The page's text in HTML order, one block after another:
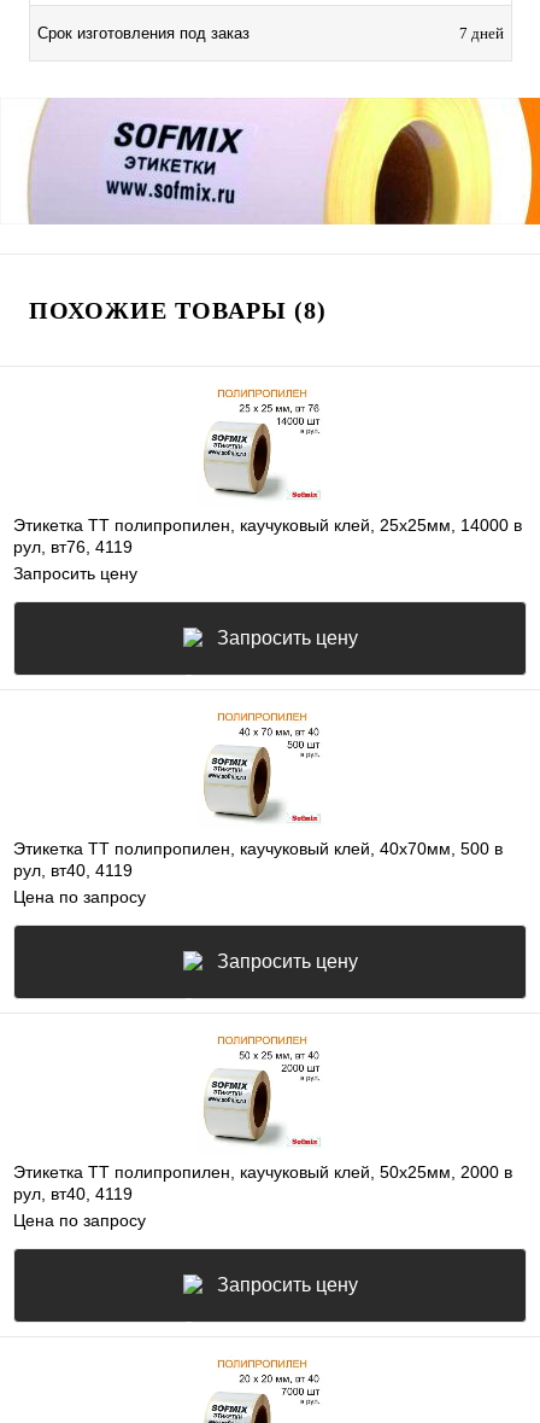
Срок изготовления под заказ 7 дней
ПОХОЖИЕ ТОВАРЫ (8)
Этикетка ТТ полипропилен, каучуковый клей, 25х25мм, 14000 в
рул, вт76, 4119
Запросить цену
Запросить цену
Этикетка ТТ полипропилен, каучуковый клей, 40х70мм, 500 в
рул, вт40, 4119
Цена по запросу
Запросить цену
Этикетка ТТ полипропилен, каучуковый клей, 50х25мм, 2000 в
рул, вт40, 4119
Цена по запросу
Запросить цену